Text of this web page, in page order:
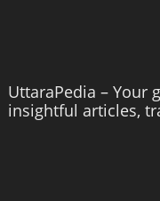
UttaraPedia – Your
insightful articles,